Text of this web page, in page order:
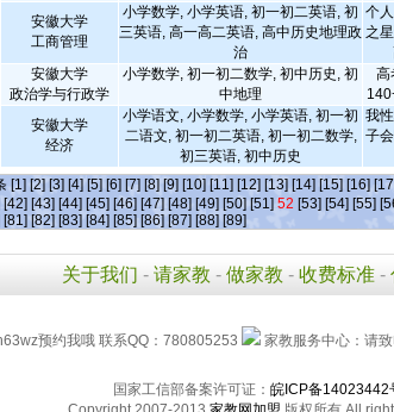
安徽大学
工商管理
小学数学, 小学英语, 初一初二英语, 初
三英语, 高一高二英语, 高中历史地理政
治
个
之
安徽大学
政治学与行政学
小学数学, 初一初二数学, 初中历史, 初
中地理
高
安徽大学
经济
小学语文, 小学数学, 小学英语, 初一初
二语文, 初一初二英语, 初一初二数学,
初三英语, 初中历史
我
子
[1] [2] [3] [4] [5] [6] [7] [8] [9] [10] [11] [12] [13] [14] [15] [16]
[42] [43] [44] [45] [46] [47] [48] [49] [50] [51] 52 [53] [54] [55]
[81] [82] [83] [84] [85] [86] [87] [88] [89]
关于我们 - 请家教 - 做家教 - 收费标准 -
预约我哦 联系QQ：780805253 家教服务中心：请
国家工信部备案许可证： 皖ICP备14023442